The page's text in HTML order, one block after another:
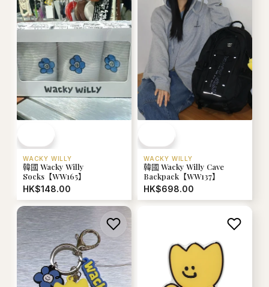
WACKY WILLY
韓國 Wacky Willy
Socks【WW165】
HK$148.00
WACKY WILLY
韓國 Wacky Willy Cave
Backpack【WW137】
HK$698.00